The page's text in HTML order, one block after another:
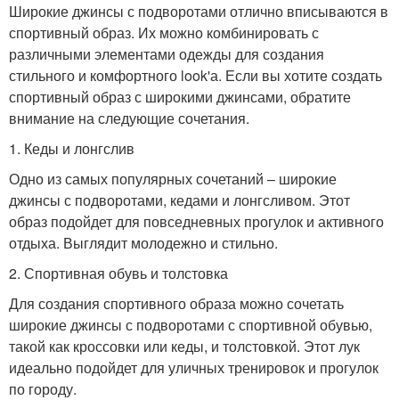
Широкие джинсы с подворотами отлично вписываются в
спортивный образ. Их можно комбинировать с
различными элементами одежды для создания
стильного и комфортного look'а. Если вы хотите создать
спортивный образ с широкими джинсами, обратите
внимание на следующие сочетания.
1. Кеды и лонгслив
Одно из самых популярных сочетаний – широкие
джинсы с подворотами, кедами и лонгсливом. Этот
образ подойдет для повседневных прогулок и активного
отдыха. Выглядит молодежно и стильно.
2. Спортивная обувь и толстовка
Для создания спортивного образа можно сочетать
широкие джинсы с подворотами с спортивной обувью,
такой как кроссовки или кеды, и толстовкой. Этот лук
идеально подойдет для уличных тренировок и прогулок
по городу.